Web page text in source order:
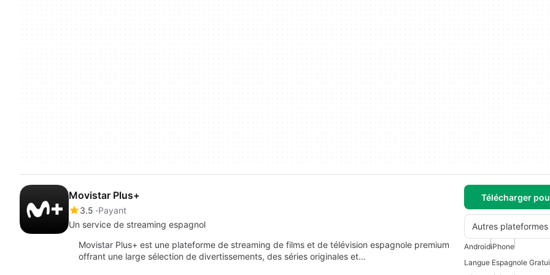
Movistar Plus+
3.5 Payant
Un service de streaming espagnol
Télécharger
Autres plateformes
Movistar Plus+ est une plateforme de streaming de films et de télévision espagnole premium
offrant une large sélection de divertissements, des séries originales et…
AndroidiPhone